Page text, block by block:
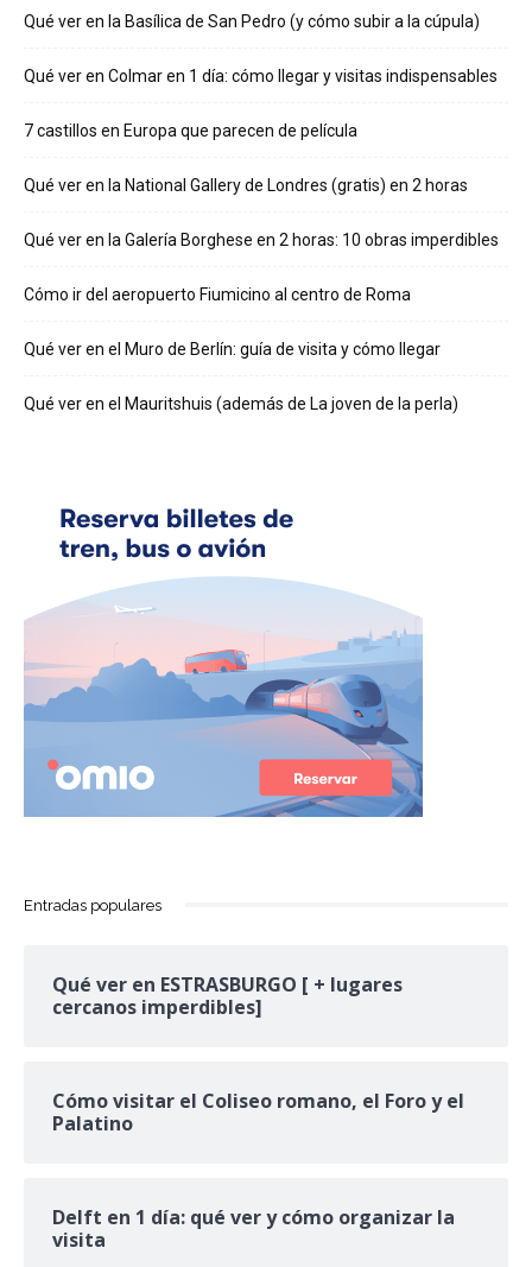
Qué ver en la Basílica de San Pedro (y cómo subir a la cúpula)
Qué ver en Colmar en 1 día: cómo llegar y visitas indispensables
7 castillos en Europa que parecen de película
Qué ver en la National Gallery de Londres (gratis) en 2 horas
Qué ver en la Galería Borghese en 2 horas: 10 obras imperdibles
Cómo ir del aeropuerto Fiumicino al centro de Roma
Qué ver en el Muro de Berlín: guía de visita y cómo llegar
Qué ver en el Mauritshuis (además de La joven de la perla)
Entradas populares
Qué ver en ESTRASBURGO [ + lugares
cercanos imperdibles]
Cómo visitar el Coliseo romano, el Foro y el
Palatino
Delft en 1 día: qué ver y cómo organizar la
visita